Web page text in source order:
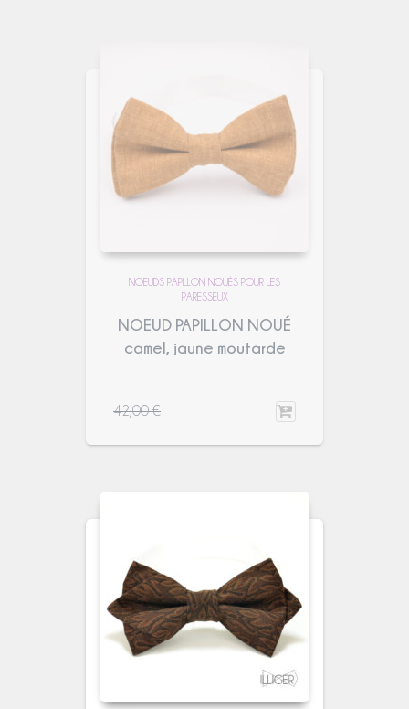
NOEUDS PAPILLON NOUÉS POUR LES
PARESSEUX
NOEUD PAPILLON NOUÉ
camel, jaune moutarde
42,00€